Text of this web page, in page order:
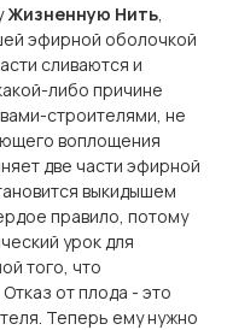
Жизненную Нить
эфирной оболочкой
сливаются и
либо причине
строителями, не
воплощения
две части эфирной
выкидышем
правило, потому
урок для
того, что
от плода - это
Теперь ему нужно